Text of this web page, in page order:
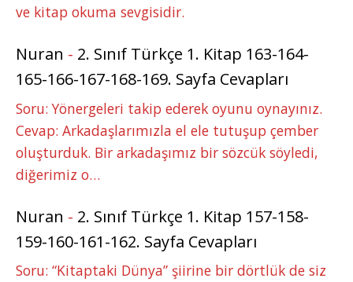
ve kitap okuma sevgisidir.
Nuran - 2. Sınıf Türkçe 1. Kitap 163-164-
165-166-167-168-169. Sayfa Cevapları
Soru: Yönergeleri takip ederek oyunu oynayınız.
Cevap: Arkadaşlarımızla el ele tutuşup çember
oluşturduk. Bir arkadaşımız bir sözcük söyledi,
diğerimiz o…
Nuran - 2. Sınıf Türkçe 1. Kitap 157-158-
159-160-161-162. Sayfa Cevapları
Soru: “Kitaptaki Dünya” şiirine bir dörtlük de siz